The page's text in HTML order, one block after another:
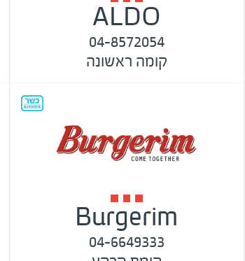
ALDO
04-8572054
קומה ראשונה
Burgerim
04-6649333